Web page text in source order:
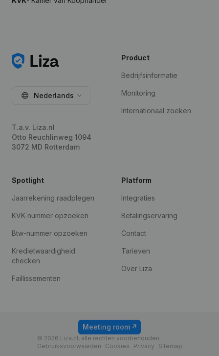
Nederlands
T.a.v. Liza.nl
Otto Reuchlinweg 1094
3072 MD Rotterdam
Product
Bedrijfsinformatie
Monitoring
Internationaal zoeken
Spotlight
Jaarrekening raadplegen
KVK-nummer opzoeken
Btw-nummer opzoeken
Kredietwaardigheid
checken
Faillissementen
Platform
Integraties
Betalingservaring
Contact
Tarieven
Over Liza
© 2026 Liza.nl, alle rechten voorbehouden.
Gebruiksvoorwaarden
Cookies Privacy Sitemap
Meeting room